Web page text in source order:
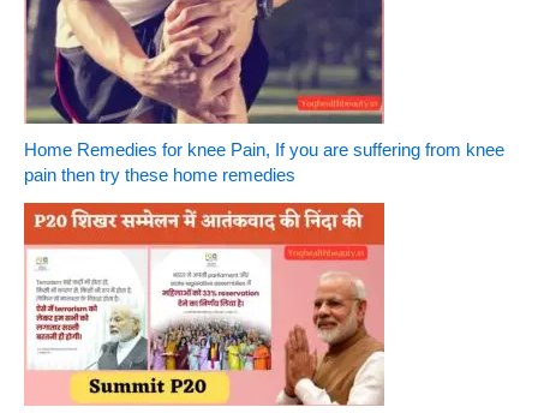
Home Remedies for knee Pain, If you are suffering from knee
pain then try these home remedies